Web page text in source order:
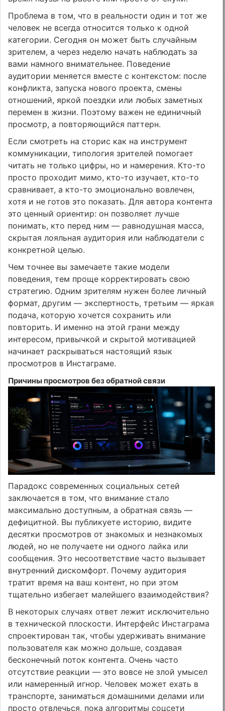
Проблема в том, что в реальности один и тот же
человек не всегда относится только к одной
категории. Сегодня он может быть случайным
зрителем, а через неделю начать наблюдать за
вами намного внимательнее. Поведение
аудитории меняется вместе с контекстом: после
конфликта, запуска нового проекта, смены
отношений, яркой поездки или любых заметных
перемен в жизни. Поэтому важен не единичный
просмотр, а повторяющийся паттерн.
Если смотреть на сторис как на инструмент
коммуникации, типология зрителей помогает
читать не только цифры, но и намерения. Кто-то
просто проходит мимо, кто-то изучает, кто-то
сравнивает, а кто-то эмоционально вовлечен,
хотя и не готов это показать. Для автора контента
это ценный ориентир: он позволяет лучше
понимать, кто перед ним — равнодушная масса,
скрытая лояльная аудитория или наблюдатели с
конкретной целью.
Чем точнее вы замечаете такие модели
поведения, тем проще корректировать свою
стратегию. Одним зрителям нужен более личный
формат, другим — экспертность, третьим — яркая
подача, которую хочется сохранить или
повторить. И именно на этой грани между
интересом, привычкой и скрытой мотивацией
начинает раскрываться настоящий язык
просмотров в Инстаграме.
Причины просмотров без обратной связи
Парадокс современных социальных сетей
заключается в том, что внимание стало
максимально доступным, а обратная связь —
дефицитной. Вы публикуете историю, видите
десятки просмотров от знакомых и незнакомых
людей, но не получаете ни одного лайка или
сообщения. Это несоответствие часто вызывает
внутренний дискомфорт. Почему аудитория
тратит время на ваш контент, но при этом
тщательно избегает малейшего взаимодействия?
В некоторых случаях ответ лежит исключительно
в технической плоскости. Интерфейс Инстаграма
спроектирован так, чтобы удерживать внимание
пользователя как можно дольше, создавая
бесконечный поток контента. Очень часто
отсутствие реакции — это вовсе не злой умысел
или намеренный игнор. Человек может ехать в
транспорте, заниматься домашними делами или
просто отвлечься, пока алгоритмы соцсети